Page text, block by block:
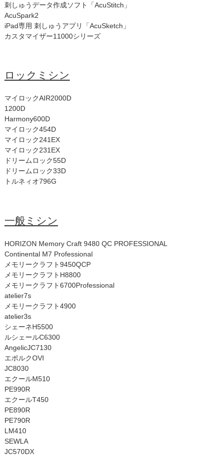
刺しゅうデータ作成ソフト「AcuStitch」
AcuSpark2
iPad専用 刺しゅうアプリ「AcuSketch」
カスタマイザー11000シリーズ
ロックミシン
マイロックAIR2000D
1200D
Harmony600D
マイロック454D
マイロック241EX
マイロック231EX
ドリームロック55D
ドリームロック33D
トルネィオ796G
一般ミシン
HORIZON Memory Craft 9480 QC PROFESSIONAL
Continental M7 Professional
メモリークラフト9450QCP
メモリークラフトH8800
メモリークラフト6700Professional
atelier7s
メモリークラフト4900
atelier3s
シェーネH5500
ルシェールC6300
AngelicJC7130
エポルクOVI
JC8030
エクールM510
PE990R
エクールT450
PE890R
PE790R
LM410
SEWLA
JC570DX